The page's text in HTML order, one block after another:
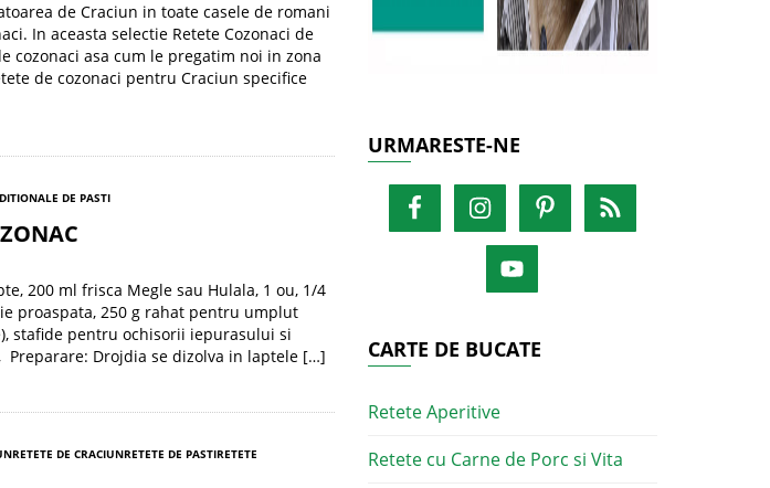
de Craciun in toate casele de romani
In aceasta selectie Retete Cozonaci de
cozonaci asa cum le pregatim noi in zona
de cozonaci pentru Craciun specifice
DE PASTI
200 ml frisca Megle sau Hulala, 1 ou, 1/4
proaspata, 250 g rahat pentru umplut
stafide pentru ochisorii iepurasului si
Drojdia se dizolva in laptele […]
RETETE DE CRACIUNRETETE DE PASTIRETETE
URMARESTE-NE
CARTE DE BUCATE
Retete Aperitive
Retete cu Carne de Porc si Vita